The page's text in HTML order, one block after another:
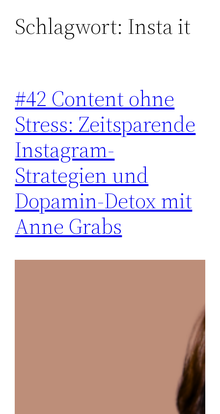
Zum
Inhalt
Schlagwort: Insta it
#42 Content ohne
Stress: Zeitsparende
Instagram-
Strategien und
Dopamin-Detox mit
Anne Grabs